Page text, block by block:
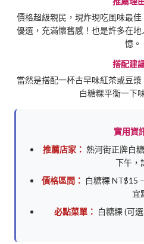
價格超級親民，現炸現吃風味最
優選，充滿懷舊感！也是許多在
憶。
搭配建
當然是搭配一杯古早味紅茶或豆
白糖粿平衡一下
實用資
推薦店家： 熱河街正牌白
下午，
價格區間： 白糖粿 NT$15
宜
必點菜單： 白糖粿 (可